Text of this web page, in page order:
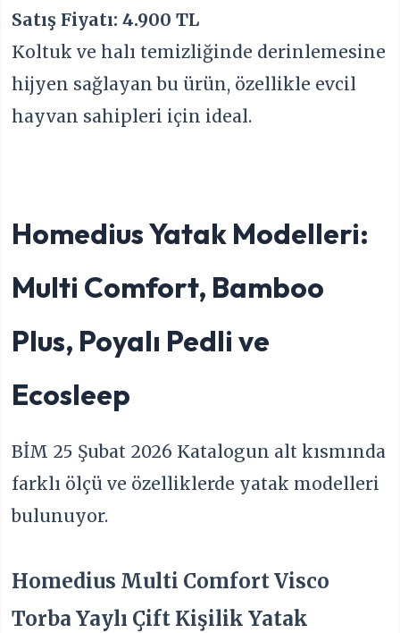
Satış Fiyatı: 4.900 TL
Koltuk ve halı temizliğinde derinlemesine
hijyen sağlayan bu ürün, özellikle evcil
hayvan sahipleri için ideal.
Homedius Yatak Modelleri:
Multi Comfort, Bamboo
Plus, Poyalı Pedli ve
Ecosleep
BİM 25 Şubat 2026 Katalogun alt kısmında
farklı ölçü ve özelliklerde yatak modelleri
bulunuyor.
Homedius Multi Comfort Visco
Torba Yaylı Çift Kişilik Yatak